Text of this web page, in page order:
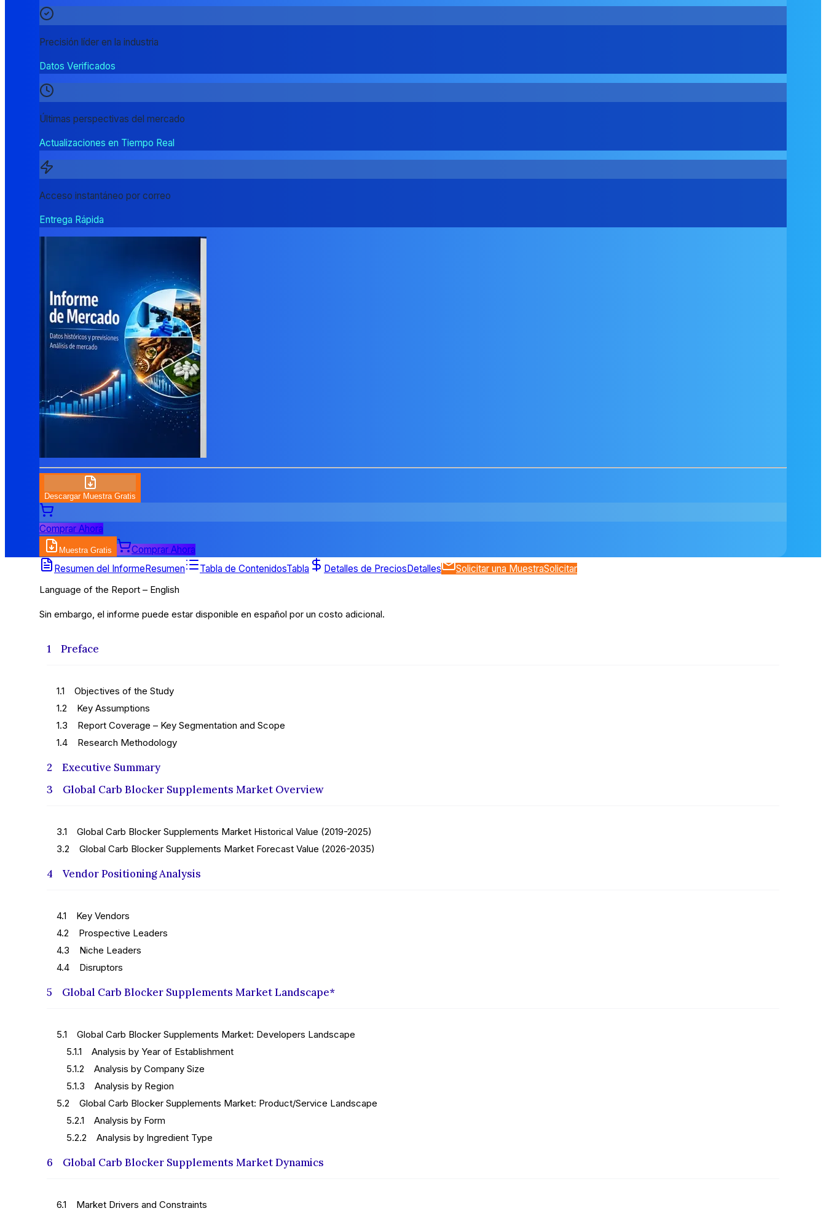
Precisión líder en la industria
Datos Verificados
Últimas perspectivas del mercado
Actualizaciones en Tiempo Real
Acceso instantáneo por correo
Entrega Rápida
Descargar Muestra Gratis
Comprar Ahora
Muestra Gratis Comprar Ahora
Tabla de Contenidos
Resumen del InformeResumen Tabla de ContenidosTabla Detalles de PreciosDetalles Solicitar una MuestraSolicitar
Language of the Report – English
Sin embargo, el informe puede estar disponible en español por un costo adicional.
1 Preface
1.1 Objectives of the Study
1.2 Key Assumptions
1.3 Report Coverage – Key Segmentation and Scope
1.4 Research Methodology
2 Executive Summary
3 Global Carb Blocker Supplements Market Overview
3.1 Global Carb Blocker Supplements Market Historical Value (2019-2025)
3.2 Global Carb Blocker Supplements Market Forecast Value (2026-2035)
4 Vendor Positioning Analysis
4.1 Key Vendors
4.2 Prospective Leaders
4.3 Niche Leaders
4.4 Disruptors
5 Global Carb Blocker Supplements Market Landscape*
5.1 Global Carb Blocker Supplements Market: Developers Landscape
5.1.1 Analysis by Year of Establishment
5.1.2 Analysis by Company Size
5.1.3 Analysis by Region
5.2 Global Carb Blocker Supplements Market: Product/Service Landscape
5.2.1 Analysis by Form
5.2.2 Analysis by Ingredient Type
6 Global Carb Blocker Supplements Market Dynamics
6.1 Market Drivers and Constraints